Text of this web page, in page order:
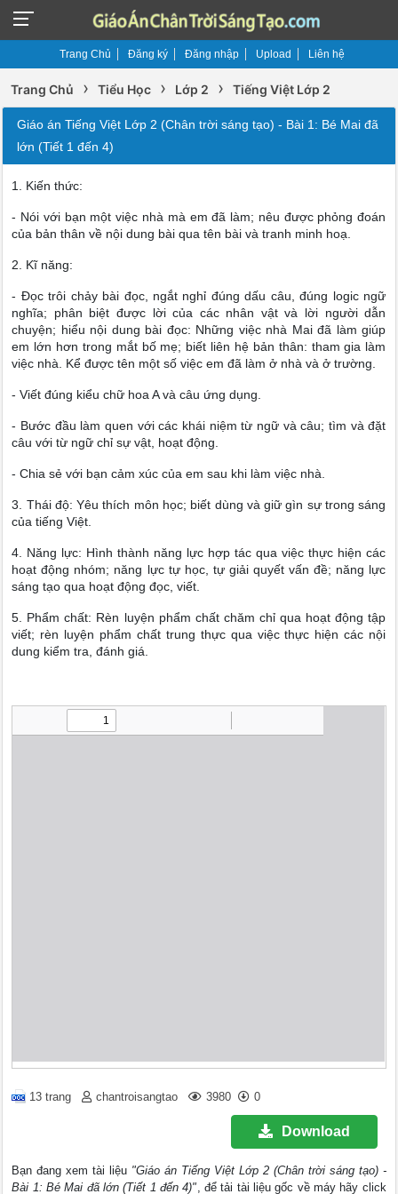
Trang Chủ Đăng ký Đăng nhập Upload Liên hệ
Trang Chủ › Tiểu Học › Lớp 2 › Tiếng Việt Lớp 2
Giáo án Tiếng Việt Lớp 2 (Chân trời sáng tạo) - Bài 1: Bé Mai đã
lớn (Tiết 1 đến 4)
1. Kiến thức:
- Nói với bạn một việc nhà mà em đã làm; nêu được phỏng đoán
của bản thân về nội dung bài qua tên bài và tranh minh hoạ.
2. Kĩ năng:
- Đọc trôi chảy bài đọc, ngắt nghỉ đúng dấu câu, đúng logic ngữ
nghĩa; phân biệt được lời của các nhân vật và lời người dẫn
chuyện; hiểu nội dung bài đọc: Những việc nhà Mai đã làm giúp
em lớn hơn trong mắt bố mẹ; biết liên hệ bản thân: tham gia làm
việc nhà. Kể được tên một số việc em đã làm ở nhà và ở trường.
- Viết đúng kiểu chữ hoa A và câu ứng dụng.
- Bước đầu làm quen với các khái niệm từ ngữ và câu; tìm và đặt
câu với từ ngữ chỉ sự vật, hoạt động.
- Chia sẻ với bạn cảm xúc của em sau khi làm việc nhà.
3. Thái độ: Yêu thích môn học; biết dùng và giữ gìn sự trong sáng
của tiếng Việt.
4. Năng lực: Hình thành năng lực hợp tác qua việc thực hiện các
hoạt động nhóm; năng lực tự học, tự giải quyết vấn đề; năng lực
sáng tạo qua hoạt động đọc, viết.
5. Phẩm chất: Rèn luyện phẩm chất chăm chỉ qua hoạt động tập
viết; rèn luyện phẩm chất trung thực qua việc thực hiện các nội
dung kiểm tra, đánh giá.
13 trang chantroisangtao 3980 0
Download
Bạn đang xem tài liệu "Giáo án Tiếng Việt Lớp 2 (Chân trời sáng tạo) -
Bài 1: Bé Mai đã lớn (Tiết 1 đến 4)", để tải tài liệu gốc về máy hãy click